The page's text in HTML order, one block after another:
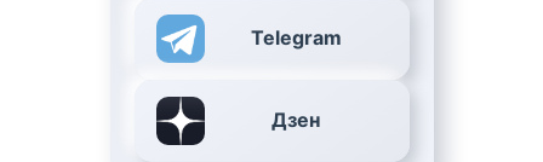
Telegram
Дзен